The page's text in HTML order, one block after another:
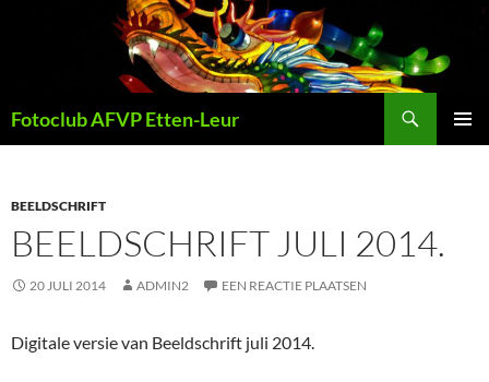
Fotoclub AFVP Etten-Leur
BEELDSCHRIFT
BEELDSCHRIFT JULI 2014.
20 JULI 2014 ADMIN2 EEN REACTIE PLAATSEN
Digitale versie van Beeldschrift juli 2014.